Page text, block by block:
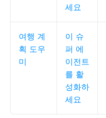
세요
여행 계
획 도우
미
이 슈
퍼 에
이전트
를 활
성화하
세요